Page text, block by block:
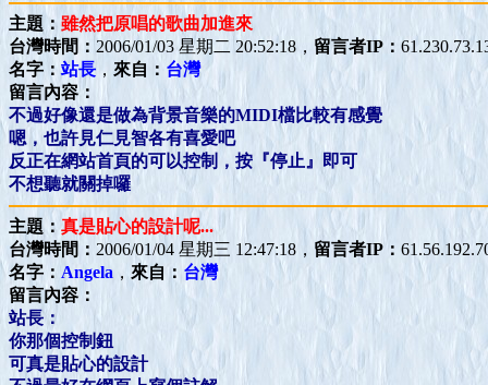
主題： 雖然把原唱的歌曲加進來
台灣時間： 2006/01/03 星期二 20:52:18， 留言者IP：
名字：站長 ， 來自： 台灣
留言內容：
不過好像還是做為背景音樂的MIDI檔比較有感覺
嗯，也許見仁見智各有喜愛吧
反正在網站首頁的可以控制，按『停止』即可
不想聽就關掉囉
主題：真是貼心的設計呢...
台灣時間： 2006/01/04 星期三 12:47:18， 留言者IP：
名字： Angela ， 來自： 台灣
留言內容：
站長：
你那個控制鈕
可真是貼心的設計